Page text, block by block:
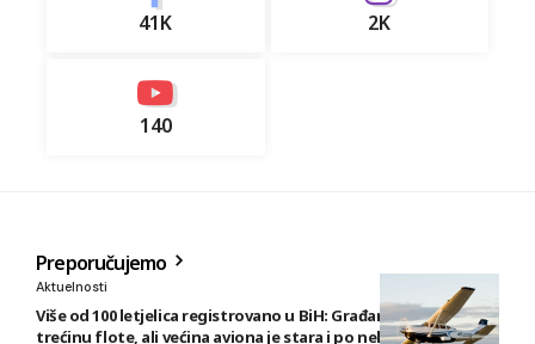
41K 2K
140
Preporučujemo
Aktuelnosti
Više od 100 letjelica registrovano u BiH: Građani posjeduju
trećinu flote, ali većina aviona je stara i po nekoliko decenija